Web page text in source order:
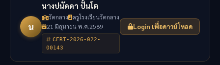
น
นางปนัดดา ปั้นโต
วัดกลาง
ครูโรงเรียนวัดกลาง
21 มิถุนายน พ.ศ.2569
CERT-2026-022-
00143
Login เพื่อดาวน์โหลด